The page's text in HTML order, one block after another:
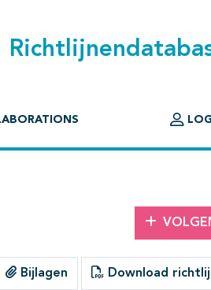
Bijlagen Download